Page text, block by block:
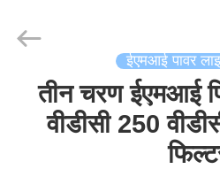
ईएमआई पावर
तीन चरण ईएमआई
वीडीसी 250